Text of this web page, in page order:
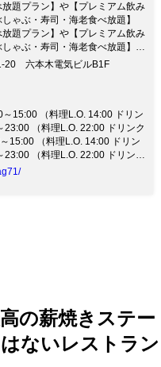
題プラン】や【プレミアム飲み
ゃぶ・寿司・海老食べ放題】
題プラン】や【プレミアム飲み
ゃぶ・寿司・海老食べ放題】
温かい鍋のシーズンとなりま
ラン】や【プレミアム飲み放
ぶ・寿司・海老食べ放題プラン
鍋をお楽しみいただけます。充
16名様までご利用いただけま
ー】ズワイ蟹と神戸牛しゃぶし
おります。お早めにご予約をお
年1月1日（水）の営業はお休み
20 六本木電気ビルB1F
15:00 （料理L.O. 14:00 ドリン
23:00 （料理L.O. 22:00 ドリンク
15:00 （料理L.O. 14:00 ドリン
23:00 （料理L.O. 22:00 ドリンク
～15:00 （料理L.O. 14:00
の薪焼きステー
ないレストラン